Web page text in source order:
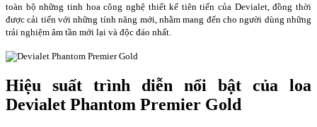
toàn bộ những tinh hoa công nghệ thiết kế tiên tiến của Devialet, đồng thời
được cải tiến với những tính năng mới, nhằm mang đến cho người dùng những
trải nghiệm âm tần mới lại và độc đáo nhất.
Hiệu suất trình diễn nổi bật của loa
Devialet Phantom Premier Gold